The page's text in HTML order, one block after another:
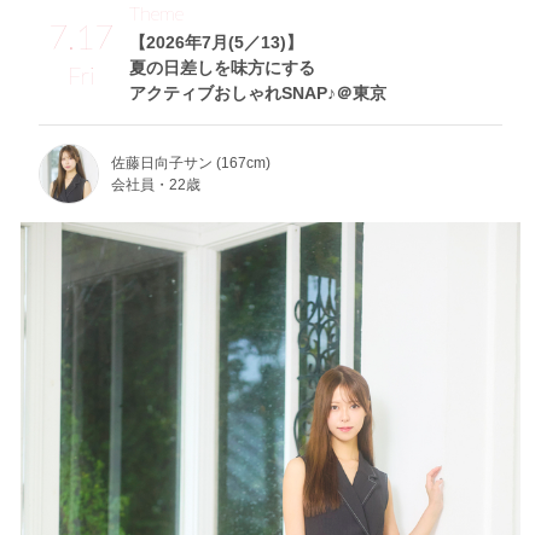
7.17
Fri
【2026年7月(5／13)】
夏の日差しを味方にする
アクティブおしゃれSNAP♪＠東京
Theme
佐藤日向子サン (167cm)
会社員・22歳